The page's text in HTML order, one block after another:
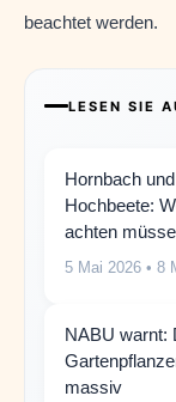
beachtet werden.
LESEN SIE
Hornbach
Hochbeete:
achten
5 Mai 2026 • 8
NABU warnt:
massiv